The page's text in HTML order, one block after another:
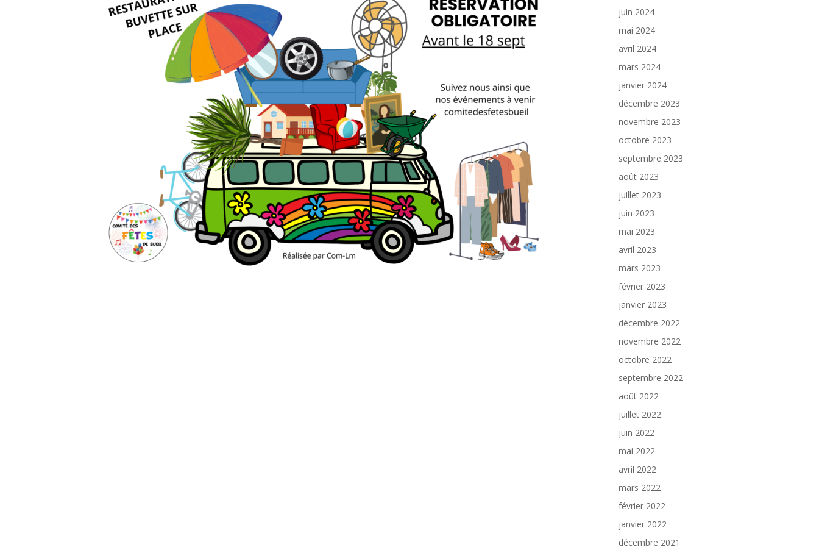
juin 2024
mai 2024
avril 2024
mars 2024
janvier 2024
décembre 2023
novembre 2023
octobre 2023
septembre 2023
août 2023
juillet 2023
juin 2023
mai 2023
avril 2023
mars 2023
février 2023
janvier 2023
décembre 2022
novembre 2022
octobre 2022
septembre 2022
août 2022
juillet 2022
juin 2022
mai 2022
avril 2022
mars 2022
février 2022
janvier 2022
décembre 2021